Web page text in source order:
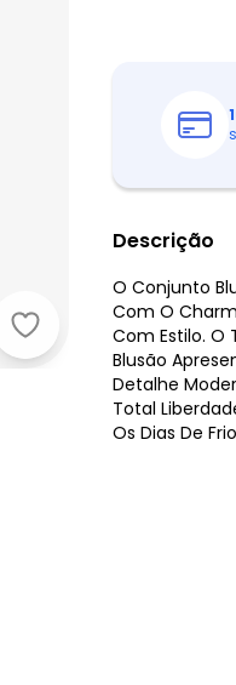
Rovi Kids - Conjunto
Descrição
O Conjunto
Com O
Com Estilo. O
Blusão
Detalhe
Total
Os Dias De